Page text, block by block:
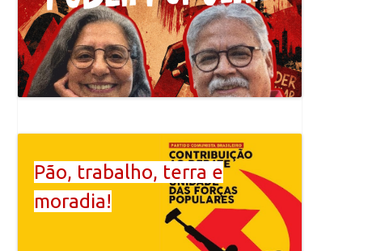
Pão, trabalho, terra e
moradia!